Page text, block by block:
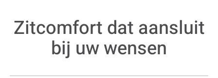
Zitcomfort dat aansluit
bij uw wensen